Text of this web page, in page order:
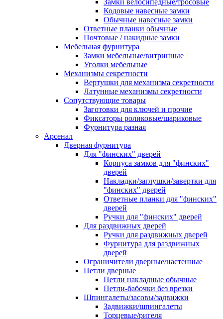
Замки велосипедные/тросовые
Кодовые навесные замки
Обычные навесные замки
Ответные планки обычные
Почтовые / накидные замки
Мебельная фурнитура
Замки мебельные/витринные
Уголки мебельные
Механизмы секретности
Вертушки для механизма секретности
Латунные механизмы секретности
Сопутствующие товары
Заготовки для ключей и прочие
Фиксаторы роликовые/шариковые
Фурнитура разная
Арсенал
Дверная фурнитура
Для "финских" дверей
Корпуса замков для "финских"
дверей
Накладки/заглушки/завертки для
"финских" дверей
Ответные планки для "финских"
дверей
Ручки для "финских" дверей
Для раздвижных дверей
Ручки для раздвижных дверей
Фурнитура для раздвижных
дверей
Ограничители дверные/настенные
Петли дверные
Петли накладные обычные
Петли-бабочки без врезки
Шпингалеты/засовы/задвижки
Задвижки/шпингалеты
Торцевые/ригеля